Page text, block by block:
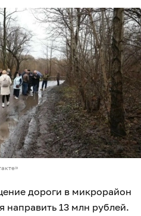
дороги в микрорайон
направить 13 млн рублей.